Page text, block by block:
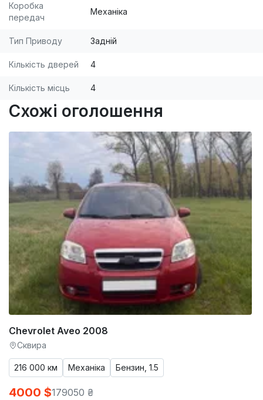
Коробка
передач
Механіка
Тип Приводу Задній
Кількість дверей 4
Кількість місць 4
Схожі оголошення
Chevrolet Aveo 2008
Сквира
216 000 км Механіка Бензин, 1.5
4000 $179050 ₴